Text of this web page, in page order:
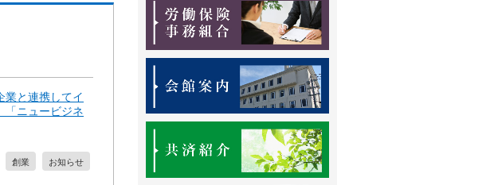
業と連携してイ
「ニュービジネ
創業 お知らせ